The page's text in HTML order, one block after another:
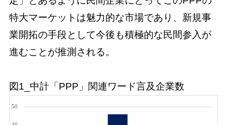
特大マーケットは魅力的な市場であり、新規事
業開拓の手段として今後も積極的な民間参入が
進むことが推測される。
図1_中計「PPP」関連ワード言及企業数